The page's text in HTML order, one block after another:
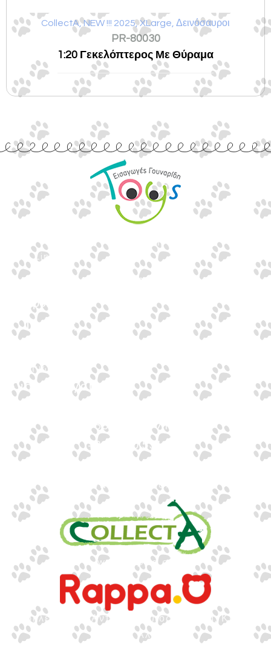
CollectA,NEW !!! 2025,XLarge Δεινόσαυροι
PR-80030
1:20 Γεκελόπτερος Με Θύραμα
Γουναρίδη
Quick Links
Αρχική
Προϊόντα
Τράπεζες
Επικοινωνία
Ιωνος Δραγούμη 14
+30 2310 277104
+30 2310 551560
info@gounaridis.com
www.collecta.gr
www.rappa.gr
Αποκλειστικός Αντιπρόσωπος Ελλάδα, Κύπρο,
Μάλτα & Αλβανία